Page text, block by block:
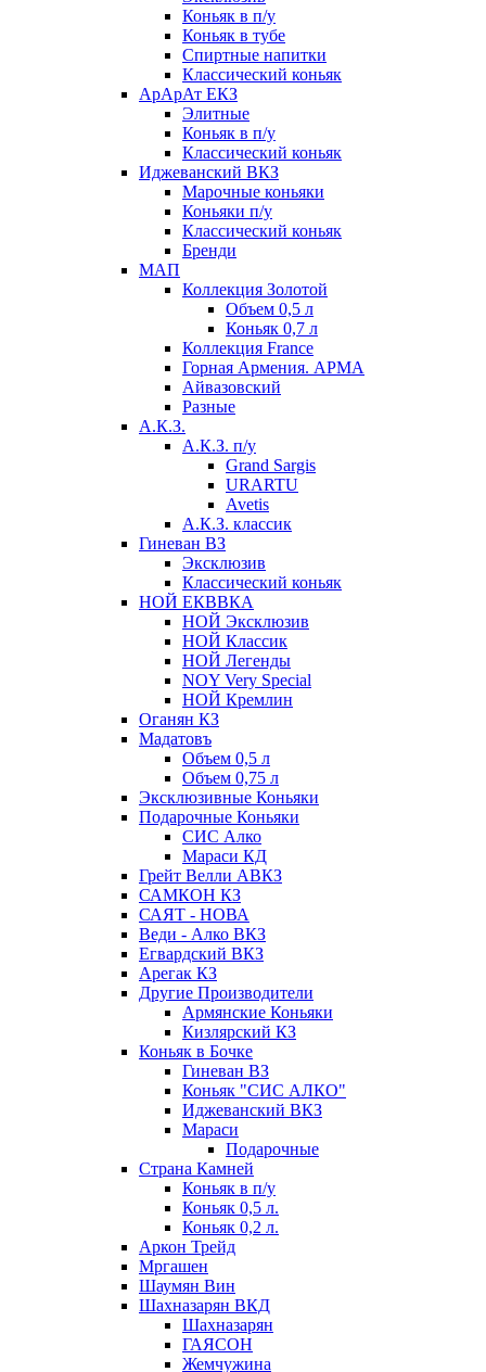
Коньяк в п/у
Коньяк в тубе
Спиртные напитки
Классический коньяк
АрАрАт ЕКЗ
Элитные
Коньяк в п/у
Классический коньяк
Иджеванский ВКЗ
Марочные коньяки
Коньяки п/у
Классический коньяк
Бренди
МАП
Коллекция Золотой
Объем 0,5 л
Коньяк 0,7 л
Коллекция France
Горная Армения. АРМА
Айвазовский
Разные
А.К.З.
А.К.З. п/у
Grand Sargis
URARTU
Avetis
А.К.З. классик
Гиневан ВЗ
Эксклюзив
Классический коньяк
НОЙ ЕКВВКА
НОЙ Эксклюзив
НОЙ Классик
НОЙ Легенды
NOY Very Speсial
НОЙ Кремлин
Оганян КЗ
Мадатовъ
Объем 0,5 л
Объем 0,75 л
Эксклюзивные Коньяки
Подарочные Коньяки
СИС Алко
Мараси КД
Грейт Велли АВКЗ
САМКОН КЗ
САЯТ - НОВА
Веди - Алко ВКЗ
Егвардский ВКЗ
Арегак КЗ
Другие Производители
Армянские Коньяки
Кизлярский КЗ
Коньяк в Бочке
Гиневан ВЗ
Коньяк "СИС АЛКО"
Иджеванский ВКЗ
Мараси
Подарочные
Страна Камней
Коньяк в п/у
Коньяк 0,5 л.
Коньяк 0,2 л.
Аркон Трейд
Мргашен
Шаумян Вин
Шахназарян ВКД
Шахназарян
ГАЯСОН
Жемчужина